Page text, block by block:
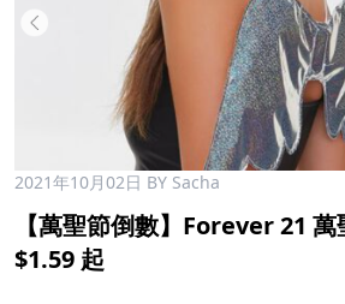
2021年10月02日 BY Sacha
【萬聖節倒數】Forever 21
$1.59 起